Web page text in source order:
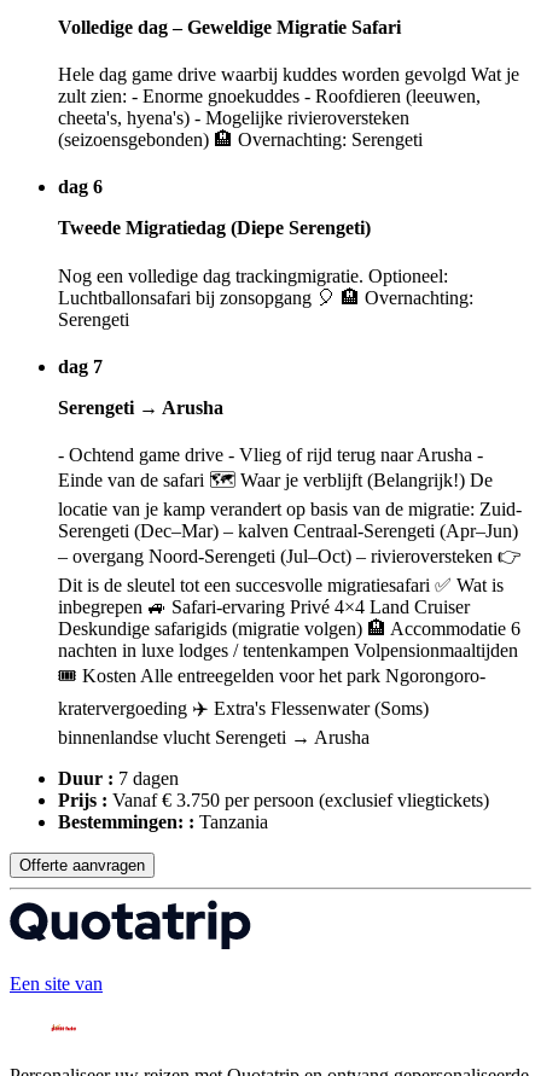
Volledige dag – Geweldige Migratie Safari
Hele dag game drive waarbij kuddes worden gevolgd Wat je
zult zien: - Enorme gnoekuddes - Roofdieren (leeuwen,
cheeta's, hyena's) - Mogelijke rivieroversteken
(seizoensgebonden) 🏨 Overnachting: Serengeti
dag 6
Tweede Migratiedag (Diepe Serengeti)
Nog een volledige dag trackingmigratie. Optioneel:
Luchtballonsafari bij zonsopgang 🎈 🏨 Overnachting:
Serengeti
dag 7
Serengeti → Arusha
- Ochtend game drive - Vlieg of rijd terug naar Arusha -
Einde van de safari 🗺️ Waar je verblijft (Belangrijk!) De
locatie van je kamp verandert op basis van de migratie: Zuid-
Serengeti (Dec–Mar) – kalven Centraal-Serengeti (Apr–Jun)
– overgang Noord-Serengeti (Jul–Oct) – rivieroversteken 👉
Dit is de sleutel tot een succesvolle migratiesafari ✅ Wat is
inbegrepen 🚙 Safari-ervaring Privé 4×4 Land Cruiser
Deskundige safarigids (migratie volgen) 🏨 Accommodatie 6
nachten in luxe lodges / tentenkampen Volpensionmaaltijden
🎟️ Kosten Alle entreegelden voor het park Ngorongoro-
kratervergoeding ✈️ Extra's Flessenwater (Soms)
binnenlandse vlucht Serengeti → Arusha
Duur : 7 dagen
Prijs : Vanaf € 3.750 per persoon (exclusief vliegtickets)
Bestemmingen: : Tanzania
Offerte aanvragen
Een site van